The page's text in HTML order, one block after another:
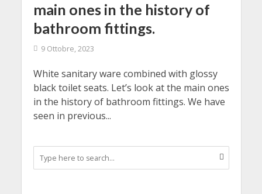
main ones in the history of
bathroom fittings.
9 Ottobre, 2023
White sanitary ware combined with glossy
black toilet seats. Let’s look at the main ones
in the history of bathroom fittings. We have
seen in previous...